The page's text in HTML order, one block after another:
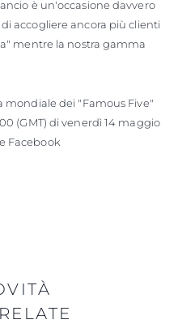
è un'occasione davvero
accogliere ancora più clienti
mentre la nostra gamma
dei "Famous Five"
(GMT) di venerdì 14 maggio
Facebook